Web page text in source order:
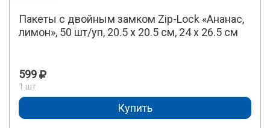
Пакеты с двойным замком Zip-Lock «Ананас,
лимон», 50 шт/уп, 20.5 х 20.5 см, 24 х 26.5 см
599
1 шт.
Купить